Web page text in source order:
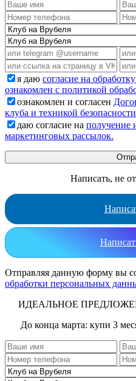
я даю согласие на
ознакомлен с политикой
ознакомлен и согласен
клуба и техникой безопасности
даю согласие на получение
маркетинговых рассылок.
Написать, не
Отправляя данную форму вы
обработки персональных
ИДЕАЛЬНОЕ
До конца марта: купи 3